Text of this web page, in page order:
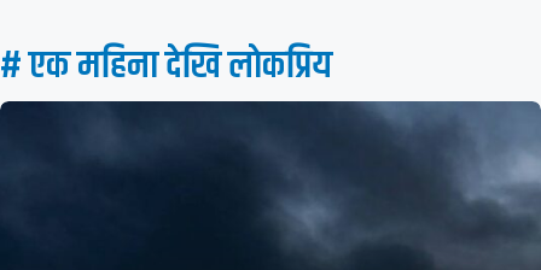
# एक महिना देखि लाेकप्रिय